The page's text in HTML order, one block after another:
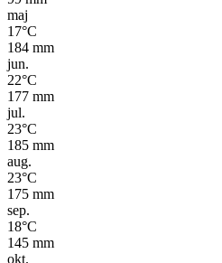
maj
17°C
184 mm
jun.
22°C
177 mm
jul.
23°C
185 mm
aug.
23°C
175 mm
sep.
18°C
145 mm
okt.